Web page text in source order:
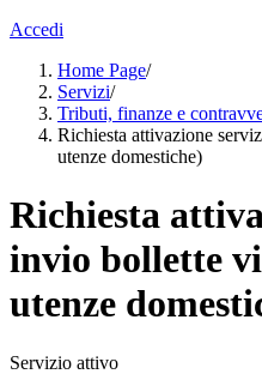
Accedi
Home Page/
Servizi/
Tributi, finanze e
Richiesta attivazione
utenze domestiche)
Richiesta
invio bollette
utenze
Servizio attivo